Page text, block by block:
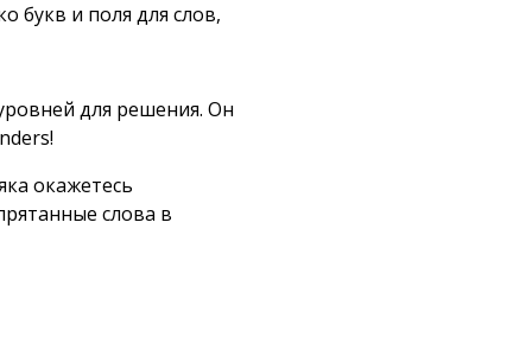
букв и поля для слов,
для решения. Он
окажетесь
слова в